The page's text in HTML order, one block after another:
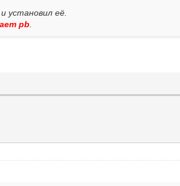
установил её.
pb